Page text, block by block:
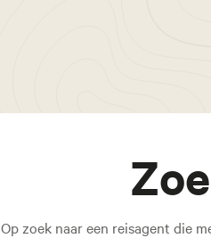
Op zoek naar een reisagent die